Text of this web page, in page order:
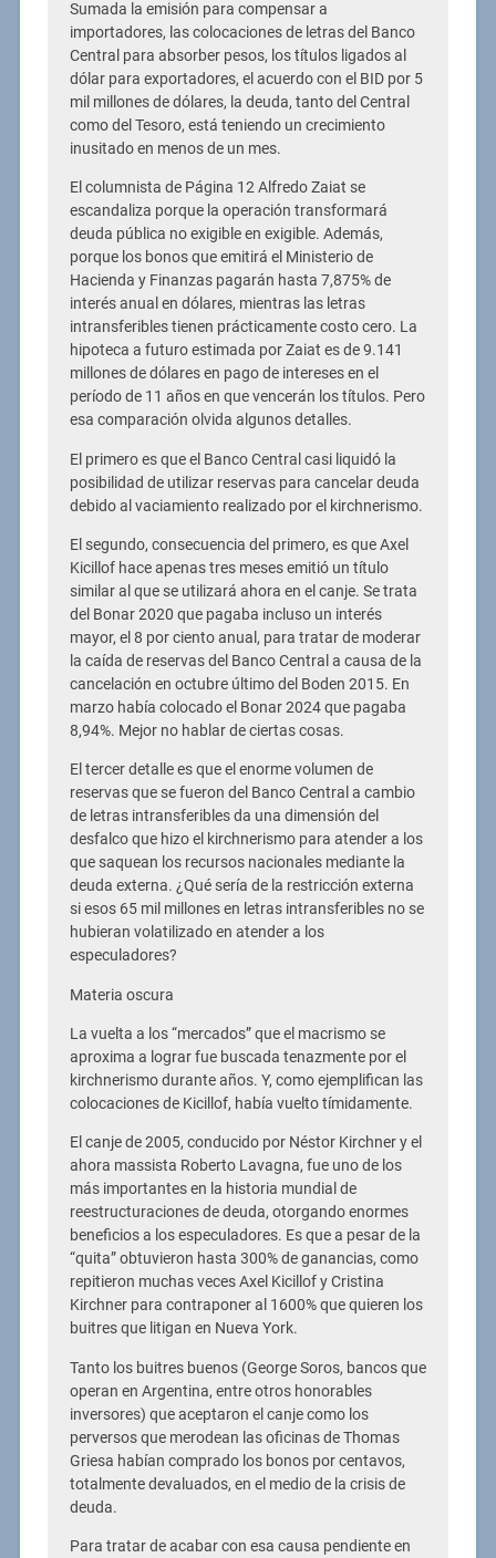
Sumada la emisión para compensar a
importadores, las colocaciones de letras del Banco
Central para absorber pesos, los títulos ligados al
dólar para exportadores, el acuerdo con el BID por 5
mil millones de dólares, la deuda, tanto del Central
como del Tesoro, está teniendo un crecimiento
inusitado en menos de un mes.
El columnista de Página 12 Alfredo Zaiat se
escandaliza porque la operación transformará
deuda pública no exigible en exigible. Además,
porque los bonos que emitirá el Ministerio de
Hacienda y Finanzas pagarán hasta 7,875% de
interés anual en dólares, mientras las letras
intransferibles tienen prácticamente costo cero. La
hipoteca a futuro estimada por Zaiat es de 9.141
millones de dólares en pago de intereses en el
período de 11 años en que vencerán los títulos. Pero
esa comparación olvida algunos detalles.
El primero es que el Banco Central casi liquidó la
posibilidad de utilizar reservas para cancelar deuda
debido al vaciamiento realizado por el kirchnerismo.
El segundo, consecuencia del primero, es que Axel
Kicillof hace apenas tres meses emitió un título
similar al que se utilizará ahora en el canje. Se trata
del Bonar 2020 que pagaba incluso un interés
mayor, el 8 por ciento anual, para tratar de moderar
la caída de reservas del Banco Central a causa de la
cancelación en octubre último del Boden 2015. En
marzo había colocado el Bonar 2024 que pagaba
8,94%. Mejor no hablar de ciertas cosas.
El tercer detalle es que el enorme volumen de
reservas que se fueron del Banco Central a cambio
de letras intransferibles da una dimensión del
desfalco que hizo el kirchnerismo para atender a los
que saquean los recursos nacionales mediante la
deuda externa. ¿Qué sería de la restricción externa
si esos 65 mil millones en letras intransferibles no se
hubieran volatilizado en atender a los
especuladores?
Materia oscura
La vuelta a los “mercados” que el macrismo se
aproxima a lograr fue buscada tenazmente por el
kirchnerismo durante años. Y, como ejemplifican las
colocaciones de Kicillof, había vuelto tímidamente.
El canje de 2005, conducido por Néstor Kirchner y el
ahora massista Roberto Lavagna, fue uno de los
más importantes en la historia mundial de
reestructuraciones de deuda, otorgando enormes
beneficios a los especuladores. Es que a pesar de la
“quita” obtuvieron hasta 300% de ganancias, como
repitieron muchas veces Axel Kicillof y Cristina
Kirchner para contraponer al 1600% que quieren los
buitres que litigan en Nueva York.
Tanto los buitres buenos (George Soros, bancos que
operan en Argentina, entre otros honorables
inversores) que aceptaron el canje como los
perversos que merodean las oficinas de Thomas
Griesa habían comprado los bonos por centavos,
totalmente devaluados, en el medio de la crisis de
deuda.
Para tratar de acabar con esa causa pendiente en